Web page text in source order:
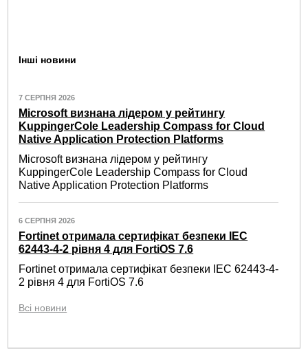
Інші новини
7 СЕРПНЯ 2026
Microsoft визнана лідером у рейтингу
KuppingerCole Leadership Compass for Cloud
Native Application Protection Platforms
Microsoft визнана лідером у рейтингу
KuppingerCole Leadership Compass for Cloud
Native Application Protection Platforms
6 СЕРПНЯ 2026
Fortinet отримала сертифікат безпеки IEC
62443-4-2 рівня 4 для FortiOS 7.6
Fortinet отримала сертифікат безпеки IEC 62443-4-
2 рівня 4 для FortiOS 7.6
Всі новини